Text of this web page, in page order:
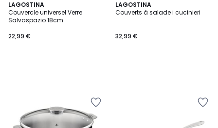
LAGOSTINA
Couvercle universel Verre
Salvaspazio 18cm
22,99 €
LAGOSTINA
Couverts à salade i cucinieri
32,99 €